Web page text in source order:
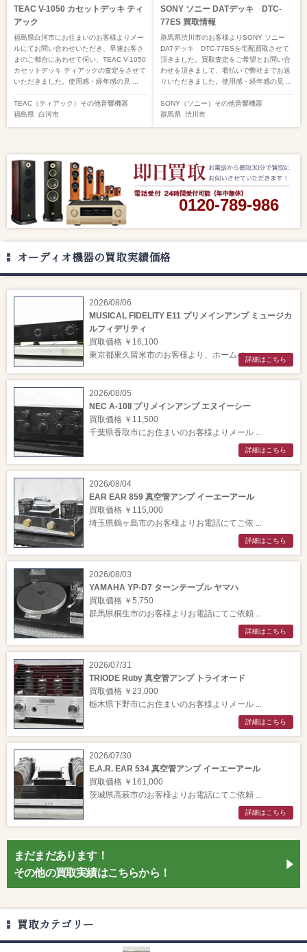
TEAC V-1050 カセットデッキ ティ
アック
福島県白河市にお住まいのお客様よりメー
ルにてお問い合わせいただき、早速お客さ
まのご都合にあわせて伺い、TEAC V-1050
カセットデッキ ティアックの査定をさせて
いただきました。使用感・経年感の見 ...
TEAC（ティアック） その他音響機器
福島県 白河市
SONY ソニー DATデッキ DTC-
77ES 買取情報
群馬県渋川市のお客様よりSONY ソニー
DATデッキ DTC-77ESを宅配買取させて
頂きました。買取査定をご希望とお問い合
わせを頂きまして、着払いで弊社までお送
りいただきました。使用感・経年感の見 ...
SONY（ソニー） その他音響機器
群馬県 渋川市
0120-789-986
オーディオ機器の買取実績価格
2026/08/06
MUSICAL FIDELITY E11 プリメインアンプ ミュージカ
ルフィデリティ
買取価格 ￥16,100
東京都東久留米市のお客様より、ホームペー ...詳細はこちら
2026/08/05
NEC A-10II プリメインアンプ エヌイーシー
買取価格 ￥11,500
千葉県香取市にお住まいのお客様よりメール ...
詳細はこちら
2026/08/04
EAR EAR 859 真空管アンプ イーエーアール
買取価格 ￥115,000
埼玉県鶴ヶ島市のお客様よりお電話にてご依 ...
詳細はこちら
2026/08/03
YAMAHA YP-D7 ターンテーブル ヤマハ
買取価格 ￥5,750
群馬県桐生市のお客様よりお電話にてご依頼 ...
詳細はこちら
2026/07/31
TRIODE Ruby 真空管アンプ トライオード
買取価格 ￥23,000
栃木県下野市にお住まいのお客様よりメール ...
詳細はこちら
2026/07/30
E.A.R. EAR 534 真空管アンプ イーエーアール
買取価格 ￥161,000
茨城県高萩市のお客様よりお電話にてご依頼 ...
詳細はこちら
まだまだあります！
その他の買取実績はこちらから！
買取カテゴリー